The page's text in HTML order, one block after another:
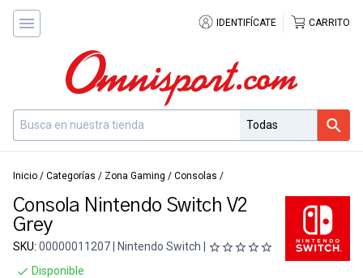
IDENTIFÍCATE CARRITO
Inicio / Categorías / Zona Gaming / Consolas /
Consola Nintendo Switch V2
Grey
SKU: 00000011207 | Nintendo Switch |
Disponible